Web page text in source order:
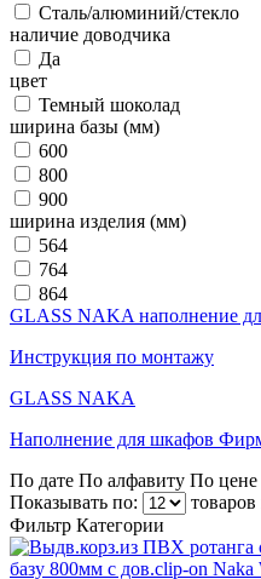
Сталь/алюминий/стекло
наличие доводчика
Да
цвет
Темный шоколад
ширина базы (мм)
600
800
900
ширина изделия (мм)
564
764
864
GLASS NAKA наполнение
Инструкция по монтажу
GLASS NAKA
Наполнение для шкафов
По дате По алфавиту По цене
Показывать по:
Фильтр Категории